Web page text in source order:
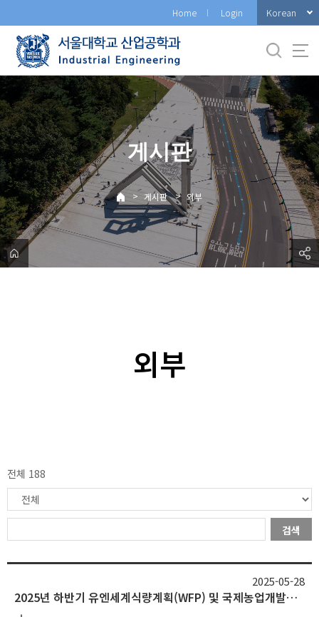
로
메
뉴
Home Login Korean
게시판
> 게시판 > 외부
외부
전체 188
검색
2025년 하반기 유엔세계식량계획(WFP) 및 국제농업개발기금(IFAD) 인턴십 프로그램 참가자 모집 안내
2025-05-28